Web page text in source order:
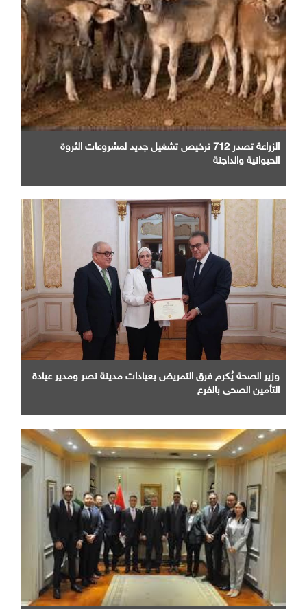
الزراعة تصدر 712 ترخيص تشغيل جديد لمشروعات الثروة
الحيوانية والداجنة
وزير الصحة يُكرم فرق التمريض بعيادات مدينة نصر ومدير عيادة
التأمين الصحى بالفرع